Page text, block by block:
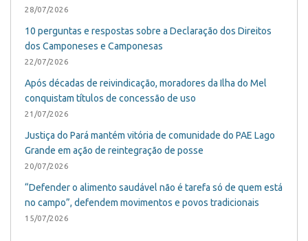
28/07/2026
10 perguntas e respostas sobre a Declaração dos Direitos
dos Camponeses e Camponesas
22/07/2026
Após décadas de reivindicação, moradores da Ilha do Mel
conquistam títulos de concessão de uso
21/07/2026
Justiça do Pará mantém vitória de comunidade do PAE Lago
Grande em ação de reintegração de posse
20/07/2026
“Defender o alimento saudável não é tarefa só de quem está
no campo”, defendem movimentos e povos tradicionais
15/07/2026